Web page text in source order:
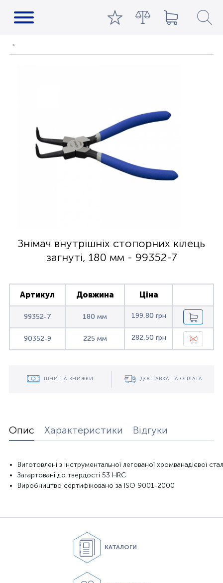
Знімач внутрішніх стопорних кілець
загнуті, 180 мм - 99352-7
Артикул Довжина Ціна
99352-7 180 мм 199,80 грн
90352-9 225 мм 282,50 грн
ЦІНИ ТА ЗНИЖКИ ДОСТАВКА ТА ОПЛАТА
Опис Характеристики Відгуки
Виготовлені з інструментальної легованої хромванадієвої
Загартовані до твердості 53 НRC
Виробництво сертифіковано за ISO 9001-2000
КАТАЛОГИ